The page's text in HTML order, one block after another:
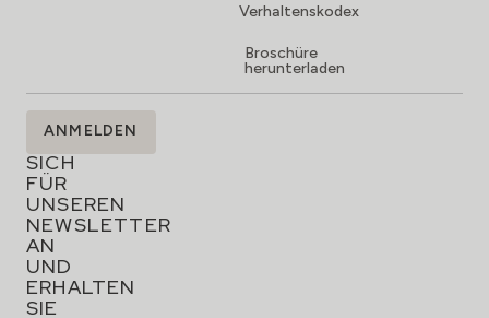
Verhaltenskodex
Broschüre
herunterladen
MELDEN
SIE
SICH
FÜR
UNSEREN
NEWSLETTER
AN
UND
ERHALTEN
SIE
ANMELDEN